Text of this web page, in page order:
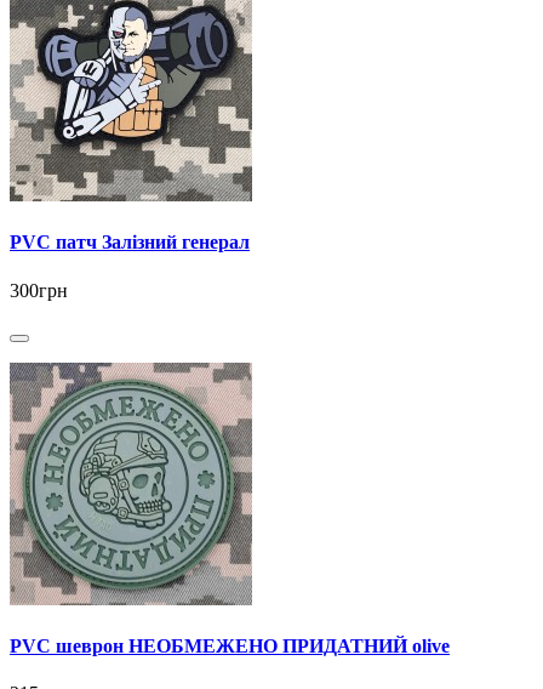
PVC патч Залізний генерал
300грн
PVC шеврон НЕОБМЕЖЕНО ПРИДАТНИЙ olive